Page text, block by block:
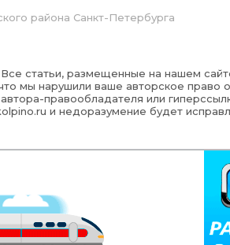
района Санкт-Петербурга
Все статьи, размещенные на нашем
мы нарушили ваше авторское право
правообладателя или
и недоразумение будет